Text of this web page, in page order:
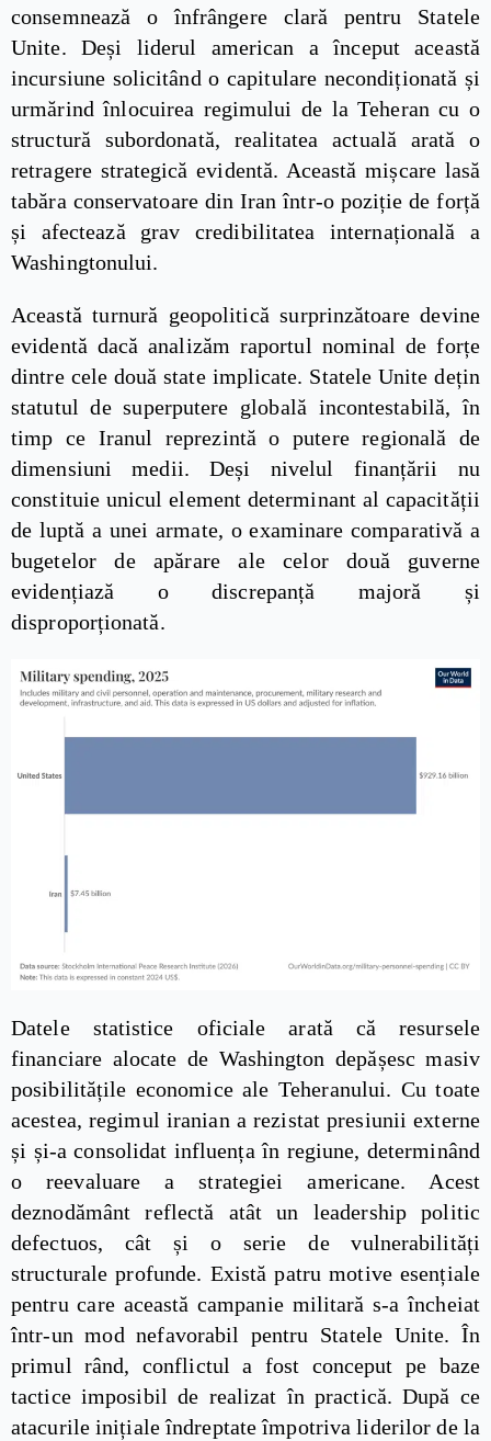
consemnează o înfrângere clară pentru Statele
Unite. Deși liderul american a început această
incursiune solicitând o capitulare necondiționată și
urmărind înlocuirea regimului de la Teheran cu o
structură subordonată, realitatea actuală arată o
retragere strategică evidentă. Această mișcare lasă
tabăra conservatoare din Iran într-o poziție de forță
și afectează grav credibilitatea internațională a
Washingtonului.
Această turnură geopolitică surprinzătoare devine
evidentă dacă analizăm raportul nominal de forțe
dintre cele două state implicate. Statele Unite dețin
statutul de superputere globală incontestabilă, în
timp ce Iranul reprezintă o putere regională de
dimensiuni medii. Deși nivelul finanțării nu
constituie unicul element determinant al capacității
de luptă a unei armate, o examinare comparativă a
bugetelor de apărare ale celor două guverne
evidențiază o discrepanță majoră și
disproporționată.
Datele statistice oficiale arată că resursele
financiare alocate de Washington depășesc masiv
posibilitățile economice ale Teheranului. Cu toate
acestea, regimul iranian a rezistat presiunii externe
și și-a consolidat influența în regiune, determinând
o reevaluare a strategiei americane. Acest
deznodământ reflectă atât un leadership politic
defectuos, cât și o serie de vulnerabilități
structurale profunde. Există patru motive esențiale
pentru care această campanie militară s-a încheiat
într-un mod nefavorabil pentru Statele Unite. În
primul rând, conflictul a fost conceput pe baze
tactice imposibil de realizat în practică. După ce
atacurile inițiale îndreptate împotriva liderilor de la